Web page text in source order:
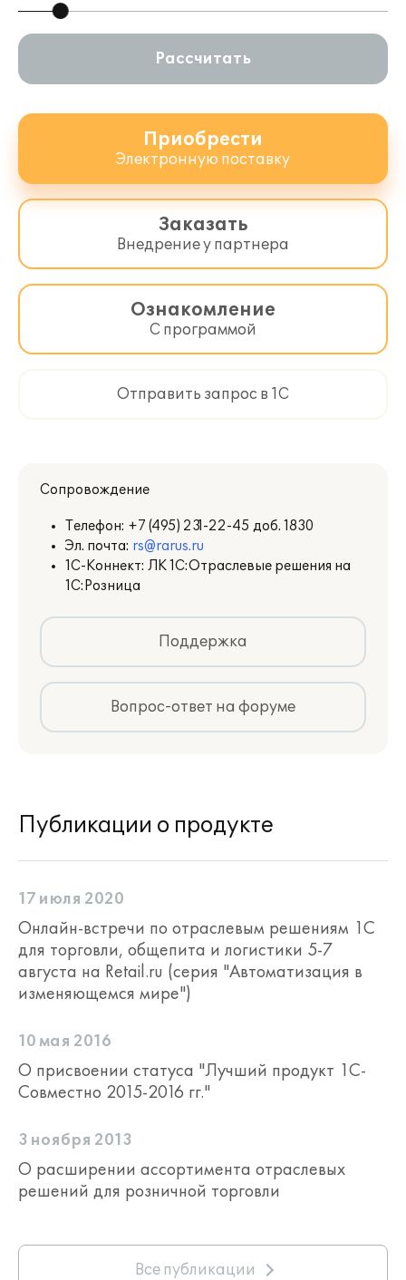
Рассчитать
Приобрести
Электронную поставку
Заказать
Внедрение у партнера
Ознакомление
С программой
Отправить запрос в 1С
Сопровождение
Телефон: +7 (495) 231-22-45 доб. 1830
Эл. почта: rs@rarus.ru
1С-Коннект: ЛК 1С:Отраслевые решения на
1С:Розница
Поддержка
Вопрос-ответ на форуме
Публикации о продукте
17 июля 2020
Онлайн-встречи по отраслевым решениям 1С
для торговли, общепита и логистики 5-7
августа на Retail.ru (серия "Автоматизация в
изменяющемся мире")
10 мая 2016
О присвоении статуса "Лучший продукт 1С-
Совместно 2015-2016 гг."
3 ноября 2013
О расширении ассортимента отраслевых
решений для розничной торговли
Все публикации